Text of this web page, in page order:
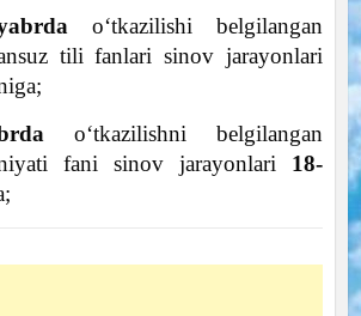
oʻtkazilishi belgilangan
tili fanlari sinov jarayonlari
oʻtkazilishni belgilangan
fani sinov jarayonlari 18-